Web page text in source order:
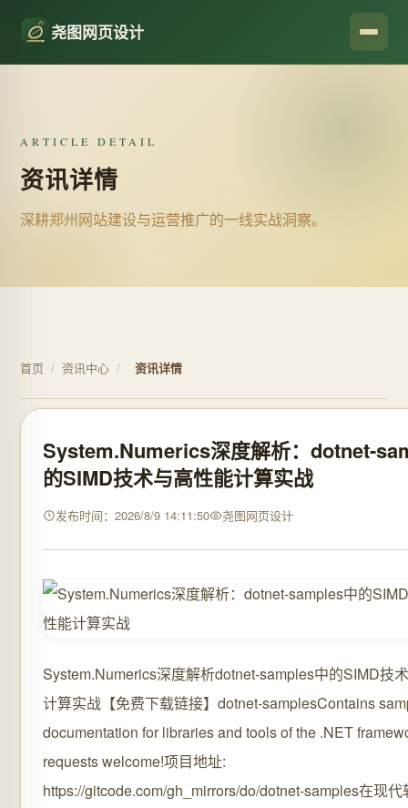
尧图网页设计
ARTICLE DETAIL
资讯详情
深耕郑州网站建设与运营推广的一线实战洞察。
首页 / 资讯中心 / 资讯详情
System.Numerics深度解析：dotnet-
的SIMD技术与高性能计算实战
发布时间：2026/8/9 14:11:50 尧图网页设计
System.Numerics深度解析dotnet-samples中的SIMD技
计算实战【免费下载链接】dotnet-samplesContains
documentation for libraries and tools of the .NET
requests welcome!项目地址:
https://gitcode.com/gh_mirrors/do/dotnet-samples在现